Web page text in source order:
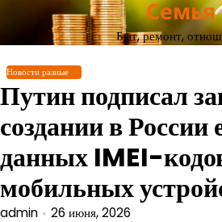
Перейти
содержимому
Семья
Быт, ремонт,
Новости разные
Путин подписал
создании в России
данных IMEI-
мобильных
admin 26 июня, 2026